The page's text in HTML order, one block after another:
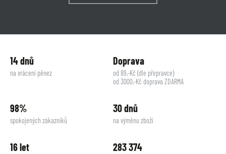
14 dnů
na vrácení pěnez
Doprava
od 89,-Kč (dle přepravce)
od 3000,-Kč doprava ZDARMA
98%
spokojených zákazníků
30 dnů
na výměnu zboží
16 let 283 374